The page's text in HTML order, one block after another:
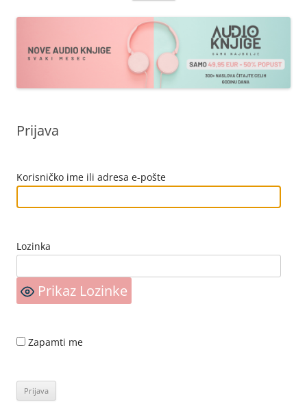
sadržaja
Prijava
Korisničko ime ili adresa e-pošte
Lozinka
Prikaz Lozinke
Zapamti me